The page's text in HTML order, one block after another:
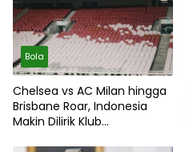
Bola
Chelsea vs AC Milan hingga
Brisbane Roar, Indonesia
Makin Dilirik Klub